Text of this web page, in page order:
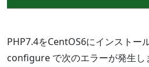
PHP7.4をCentOS6にインストー
configure で次のエラーが発生し